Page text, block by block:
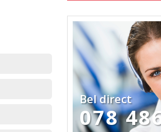
Bel direct
078